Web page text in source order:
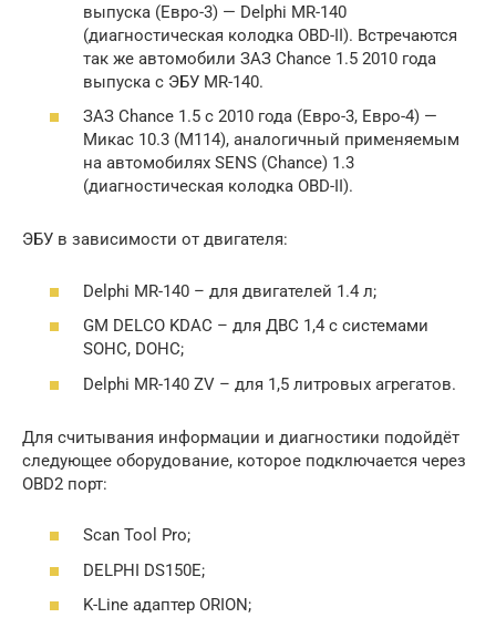
выпуска (Евро-3) — Delphi MR-140
(диагностическая колодка OBD-II). Встречаются
так же автомобили ЗАЗ Chance 1.5 2010 года
выпуска с ЭБУ MR-140.
ЗАЗ Chance 1.5 с 2010 года (Евро-3, Евро-4) —
Микас 10.3 (М114), аналогичный применяемым
на автомобилях SENS (Chance) 1.3
(диагностическая колодка OBD-II).
ЭБУ в зависимости от двигателя:
Delphi MR-140 – для двигателей 1.4 л;
GM DELCO KDAC – для ДВС 1,4 с системами
SOHC, DOHC;
Delphi MR-140 ZV – для 1,5 литровых агрегатов.
Для считывания информации и диагностики подойдёт
следующее оборудование, которое подключается через
OBD2 порт:
Scan Tool Pro;
DELPHI DS150E;
K-Line адаптер ORION;